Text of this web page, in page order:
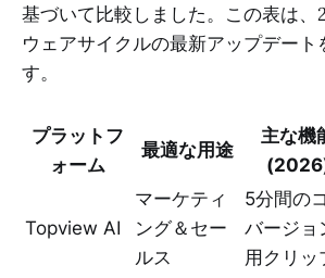
基づいて比較しました。この表は、
ウェアサイクルの最新アップデート
す。
プラットフ
ォーム
最適な用途
主な機
Topview AI
マーケティ
ング＆セー
ルス
5分間の
バージョ
用クリッ